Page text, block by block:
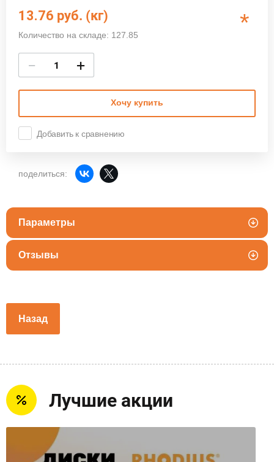
13.76 руб. (кг)
Количество на складе: 127.85 *
− +
Хочу купить
Добавить к сравнению
поделиться:
Параметры
Отзывы
Назад
Лучшие акции